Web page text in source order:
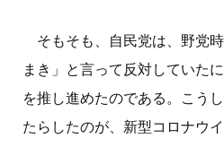
そもそも、自民党は、野党
まき」と言って反対していた
を推し進めたのである。こう
たらしたのが、新型コロナウ